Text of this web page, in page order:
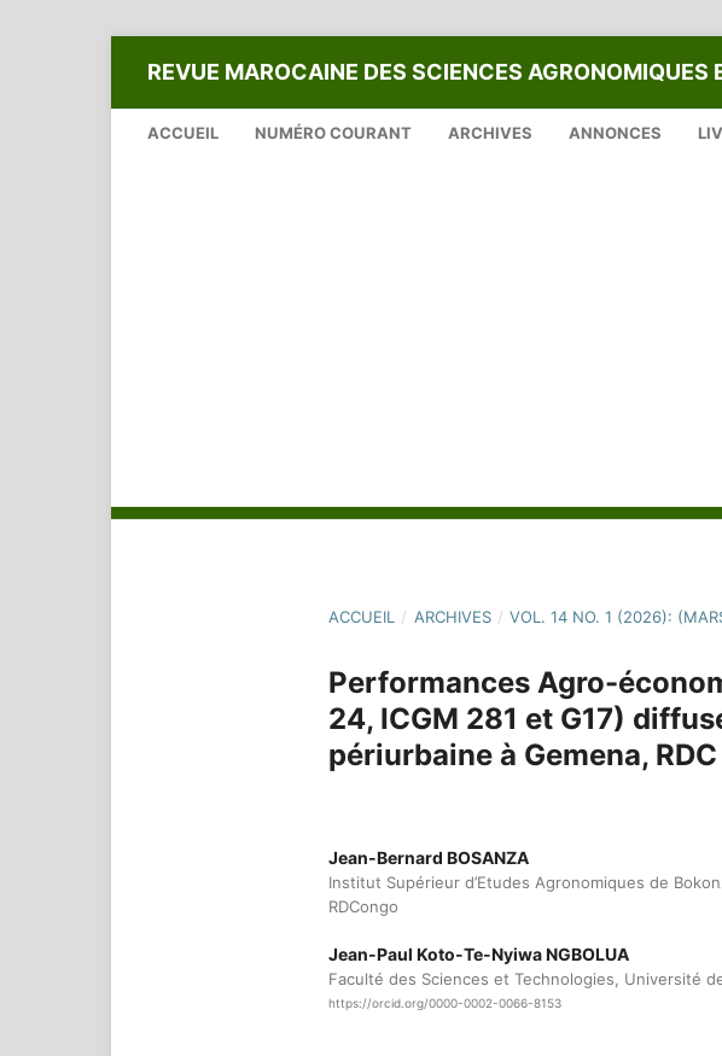
REVUE MAROCAINE DES SCIENCES AGRONOMIQUES
ACCUEIL NUMÉRO COURANT ARCHIVES ANNONCES
ACCUEIL / ARCHIVES / VOL. 14 NO. 1 (2026):
Performances Agro-
24, ICGM 281 et G17)
périurbaine à Gemena, RDC
Jean-Bernard BOSANZA
Institut Supérieur d’Etudes Agronomiques de
RDCongo
Jean-Paul Koto-Te-Nyiwa NGBOLUA
Faculté des Sciences et Technologies, Université
https://orcid.org/0000-0002-0066-8153